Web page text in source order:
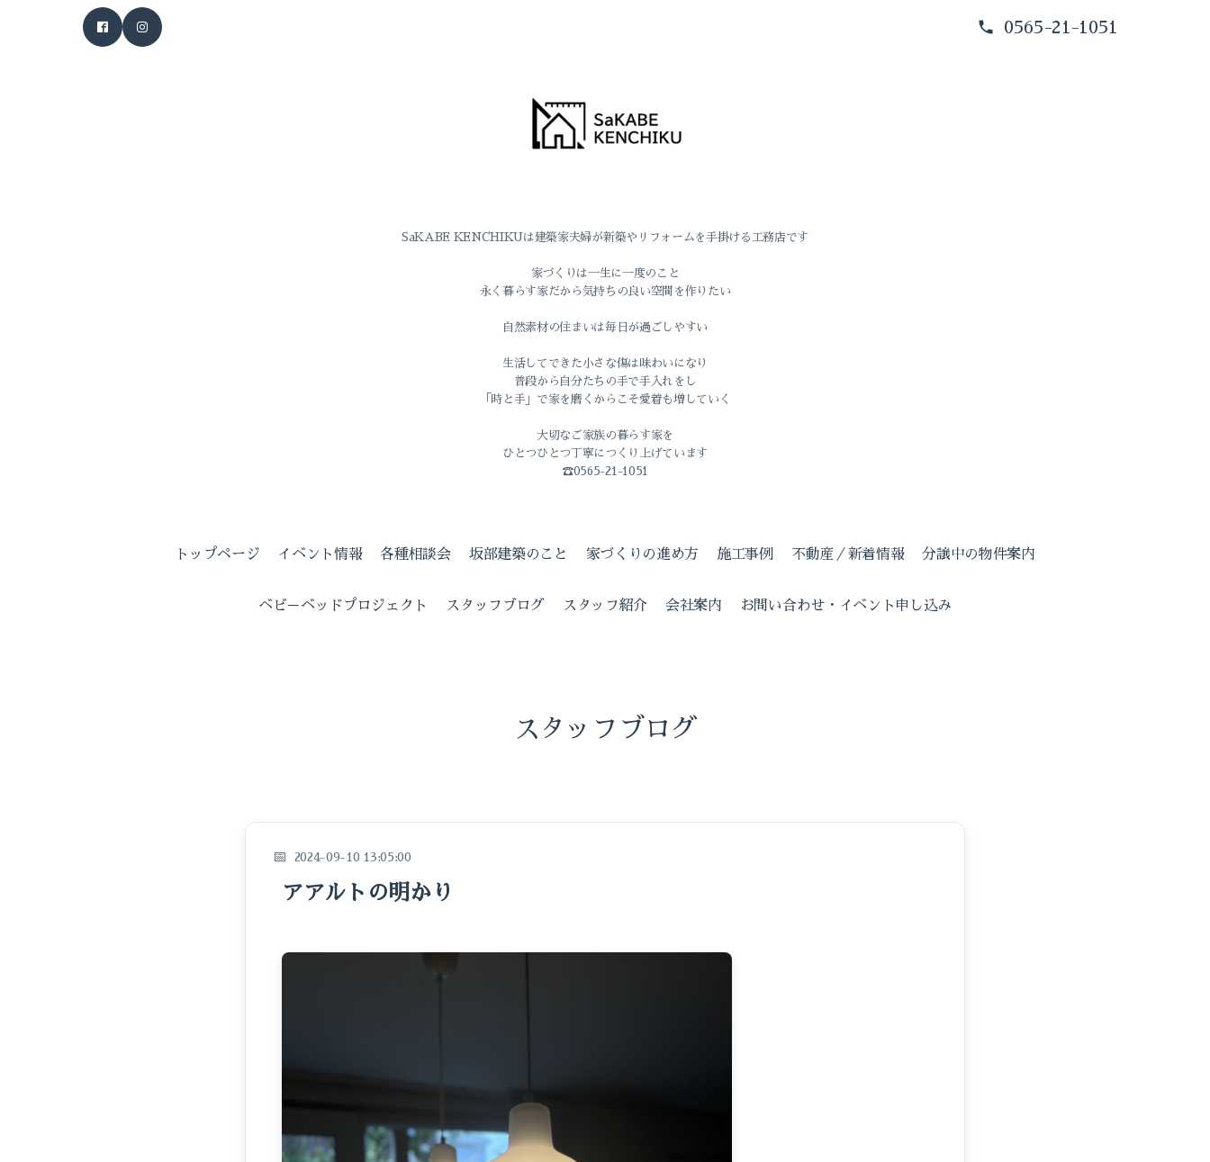
0565-21-1051
SaKABE KENCHIKUは建築家夫婦が新築やリフォームを手掛ける工務店です
家づくりは一生に一度のこと
永く暮らす家だから気持ちの良い空間を作りたい
自然素材の住まいは毎日が過ごしやすい
生活してできた小さな傷は味わいになり
普段から自分たちの手で手入れをし
「時と手」で家を磨くからこそ愛着も増していく
大切なご家族の暮らす家を
ひとつひとつ丁寧につくり上げています
☎0565-21-1051
トップページ イベント情報 各種相談会 坂部建築のこと 家づくりの進め方 施工事例 不動産／新着情報 分譲中の物件案内
ベビ－ベッドプロジェクト スタッフブログ スタッフ紹介 会社案内 お問い合わせ・イベント申し込み
スタッフブログ
2024-09-10 13:05:00
アアルトの明かり